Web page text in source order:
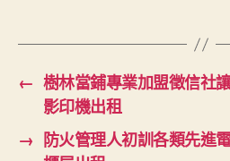
← 樹林當鋪專業加盟徵信社
影印機出租
→ 防火管理人初訓各類先進